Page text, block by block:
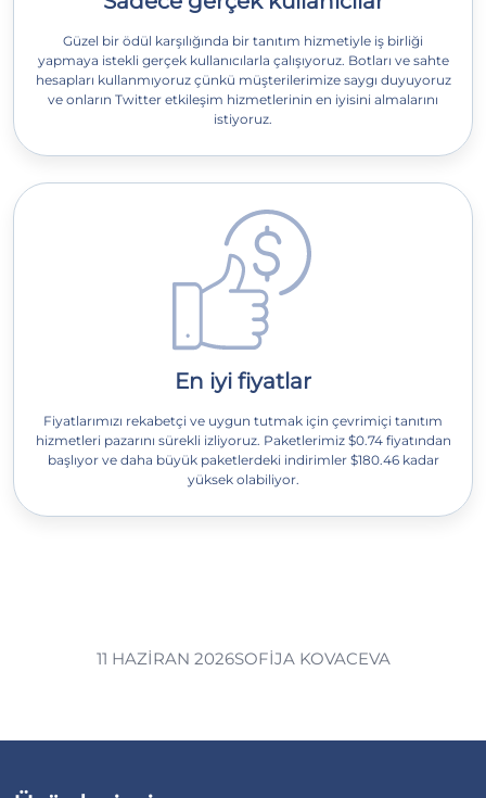
Güzel bir ödül karşılığında bir tanıtım hizmetiyle iş birliği
yapmaya istekli gerçek kullanıcılarla çalışıyoruz. Botları ve sahte
hesapları kullanmıyoruz çünkü müşterilerimize saygı duyuyoruz
ve onların Twitter etkileşim hizmetlerinin en iyisini almalarını
istiyoruz.
En iyi fiyatlar
Fiyatlarımızı rekabetçi ve uygun tutmak için çevrimiçi tanıtım
hizmetleri pazarını sürekli izliyoruz. Paketlerimiz $0.74 fiyatından
başlıyor ve daha büyük paketlerdeki indirimler $180.46 kadar
yüksek olabiliyor.
11 HAZIRAN 2026SOFIJA KOVACEVA